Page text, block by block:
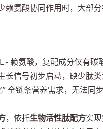
氨酸协同作用时，大部
- 赖氨酸，复配成分仅有
长信号初步启动，缺少肽
全链条营养需求，无法同
，依托生物活性肽配方实